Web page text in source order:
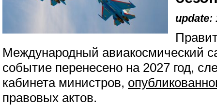
update:
Международный авиакосмический
событие перенесено на 2027 год,
кабинета министров,
правовых актов.